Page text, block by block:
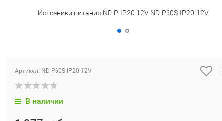
Источники питания ND-P-IP20 12V ND-P60S-IP20-12V
Артикул: ND-P60S-IP20-12V
В наличии